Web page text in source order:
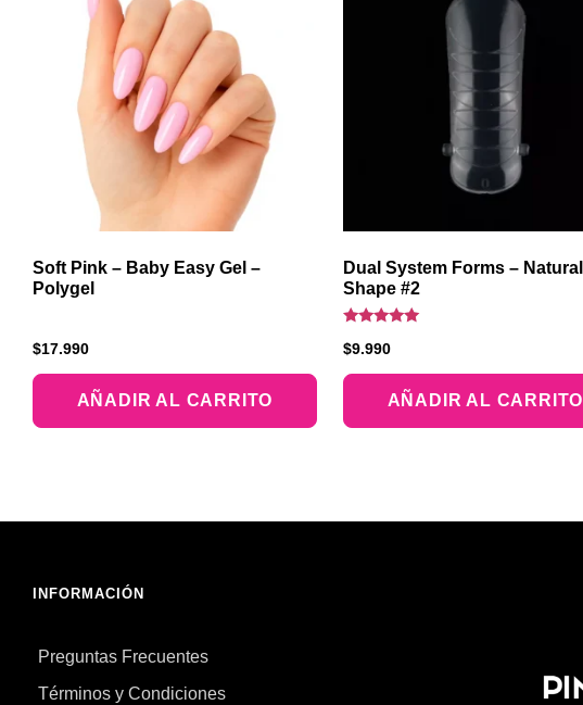
Soft Pink – Baby Easy Gel –
Polygel
$17.990
AÑADIR AL CARRITO
Dual System Forms – Natural
Shape #2
con
de 5
$9.990
AÑADIR AL CARRITO
INFORMACIÓN
Preguntas Frecuentes
Términos y Condiciones